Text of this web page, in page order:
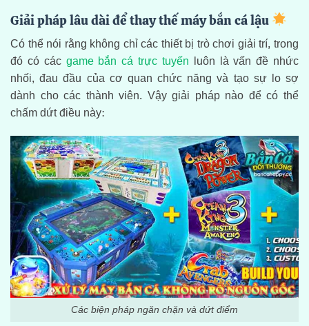
Giải pháp lâu dài để thay thế máy bắn cá lậu
Có thể nói rằng không chỉ các thiết bị trò chơi giải trí, trong
đó có các game bắn cá trực tuyến luôn là vấn đề nhức
nhối, đau đầu của cơ quan chức năng và tạo sự lo sợ
dành cho các thành viên. Vậy giải pháp nào để có thể
chấm dứt điều này:
Các biện pháp ngăn chặn và dứt điểm